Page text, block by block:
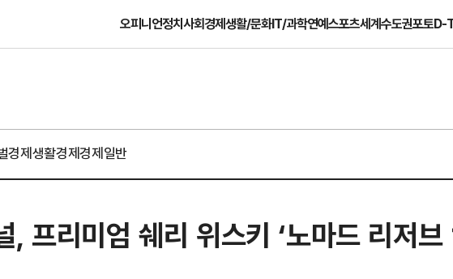
오피니언정치사회경제생활/문화IT/과학연예스포츠세계수도권포토D-
경제생활경제경제일반
, 프리미엄 쉐리 위스키 ‘노마드 리저